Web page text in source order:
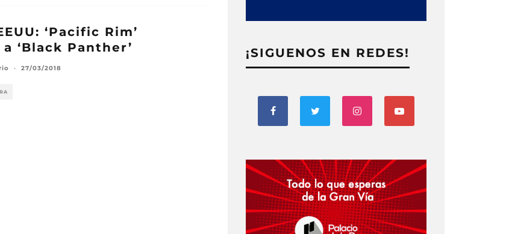
‘Pacific Rim’
‘Black Panther’
· 27/03/2018
¡SIGUENOS EN REDES!